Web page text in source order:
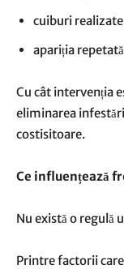
cuiburi
apariția
Cu cât intervenția
eliminarea
costisitoare.
Ce influențează
Nu există o regulă
Printre factorii